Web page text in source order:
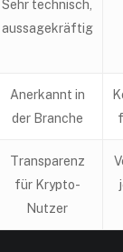
Sehr technisch,
aussagekräftig
Anerkannt in
der Branche
Transparenz
für Krypto-
Nutzer